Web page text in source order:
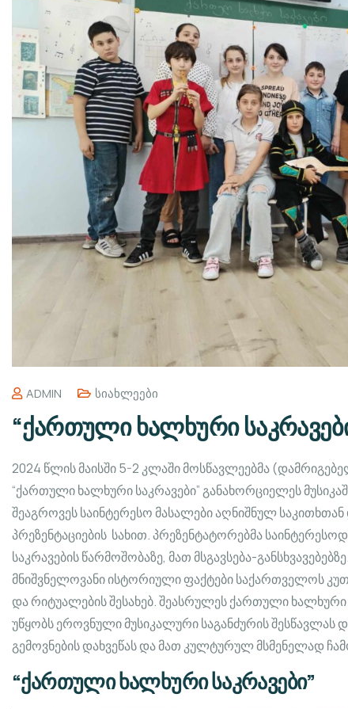
ADMIN Სიახლეები
“ქართული ხალხური
2024 წლის მაისში 5-2 კლაში მოსწავლეებმა
“ქართული ხალხური საკრავები” განახორციელეს
შეაგროვეს საინტერესო მასალები აღნიშნულ
პრეზენტაციების სახით. პრეზენტატორებმა
საკრავების წარმოშობაზე, მათ მსგავსება-
მნიშვნელოვანი ისტორიული ფაქტები საქართველოს
და რიტუალების შესახებ. შეასრულეს ქართული
უწყობს ეროვნული მუსიკალური საგანძურის შესწავლას
გემოვნების დახვეწას და მათ კულტურულ მსმენელად
“ქართული ხალხური საკრავები”